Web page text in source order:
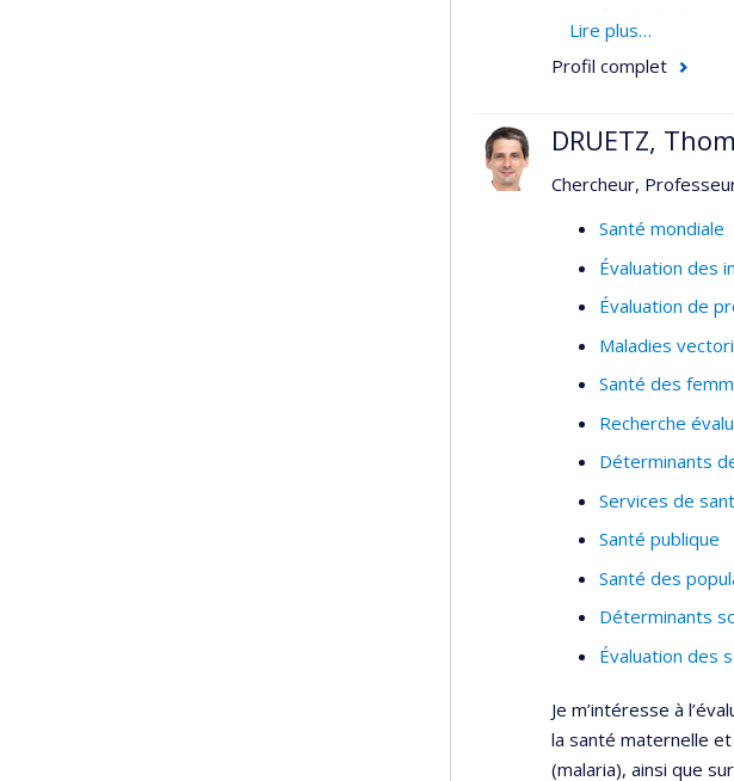
Analyse de
Réalités
Lire plus…
Profil complet
DRUETZ,
Chercheur,
Santé mondiale
Évaluation des
Évaluation de
Maladies
Santé des
Recherche
Déterminants
Services de
Santé publique
Santé des
Déterminants
Évaluation des
Je m’intéresse à
la santé maternelle
(malaria), ainsi que